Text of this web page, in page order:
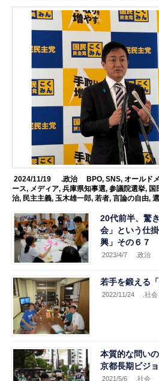
2024/11/19 .政治 BPO, SNS, オールド
ース, メディア,兵庫県知事選,参議院選挙, 国
治, 民主主義,玉木雄一郎,若者,言論の自由,
20代前半、驚
会」という仕
興」その６７
2023/4/7 .政治
若手を鍛える
2022/11/24 .社会
本質的な問い
京都長期ビジ
2021/5/6 .社会